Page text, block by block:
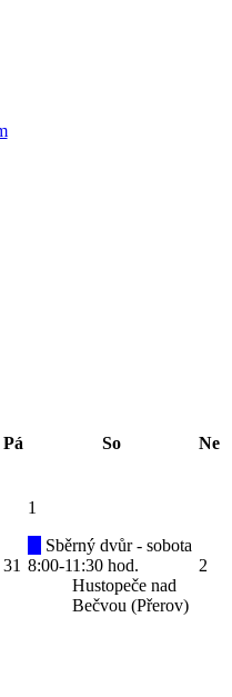
Pá So Ne
31
1
Sběrný dvůr - sobota
8:00-11:30 hod.
Hustopeče nad
Bečvou (Přerov)
2